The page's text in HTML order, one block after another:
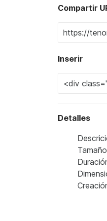
Compartir
Inserir
Detalles